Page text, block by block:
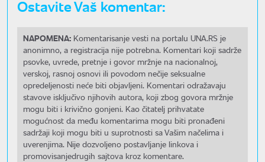
Ostavite Vaš komentar:
NAPOMENA: Komentarisanje vesti na portalu UNA.RS je
anonimno, a registracija nije potrebna. Komentari koji sadrže
psovke, uvrede, pretnje i govor mržnje na nacionalnoj,
verskoj, rasnoj osnovi ili povodom nečije seksualne
opredeljenosti neće biti objavljeni. Komentari odražavaju
stavove isključivo njihovih autora, koji zbog govora mržnje
mogu biti i krivično gonjeni. Kao čitatelj prihvatate
mogućnost da među komentarima mogu biti pronađeni
sadržaji koji mogu biti u suprotnosti sa Vašim načelima i
uverenjima. Nije dozvoljeno postavljanje linkova i
promovisanjedrugih sajtova kroz komentare.